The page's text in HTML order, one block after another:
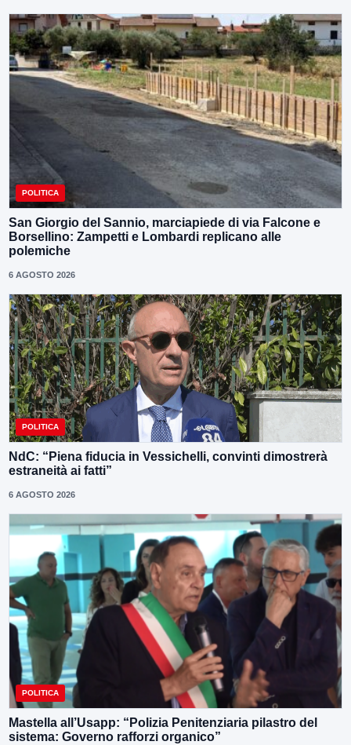
POLITICA
San Giorgio del Sannio, marciapiede di via Falcone e
Borsellino: Zampetti e Lombardi replicano alle
polemiche
6 AGOSTO 2026
POLITICA
NdC: “Piena fiducia in Vessichelli, convinti dimostrerà
estraneità ai fatti”
6 AGOSTO 2026
POLITICA
Mastella all’Usapp: “Polizia Penitenziaria pilastro del
sistema: Governo rafforzi organico”